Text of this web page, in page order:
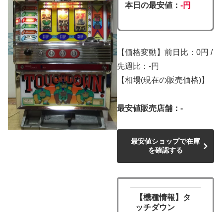
本日の最安値： -円
【価格変動】前日比：0円 /
先週比：-円
【相場(現在の販売価格)】
最安値販売店舗：-
最安値ショップで在庫
を確認する
【機種情報】タ
ッチダウン